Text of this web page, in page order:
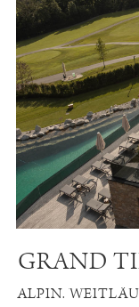
GRAND
ALPIN.